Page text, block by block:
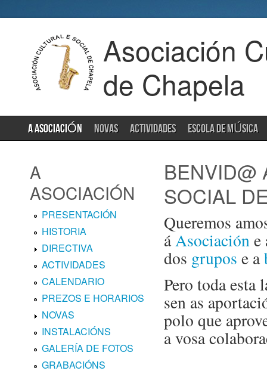
Asociación
de Chapela
A ASOCIACIÓN NOVAS ACTIVIDADES ESCOLA DE MÚSICA
A
ASOCIACIÓN
PRESENTACIÓN
HISTORIA
DIRECTIVA
ACTIVIDADES
CALENDARIO
PREZOS E HORARIOS
NOVAS
INSTALACIÓNS
GALERÍA DE FOTOS
GRABACIÓNS
BENVID@
SOCIAL
Queremos
áAsociacióne
dos grupos e a
Pero toda esta
sen as
polo que
a vosa